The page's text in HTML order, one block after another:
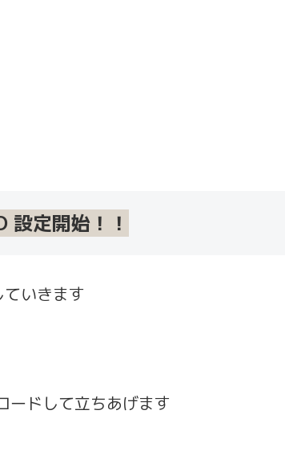
設定開始！！
いきます
ードして立ちあげます